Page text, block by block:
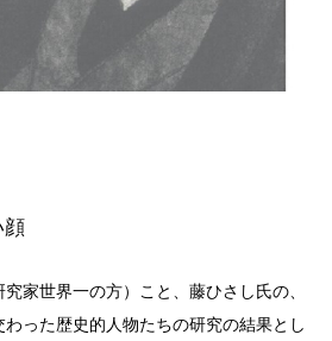
顔
家世界一の方）こと、藤ひさし氏の、
った歴史的人物たちの研究の結果とし